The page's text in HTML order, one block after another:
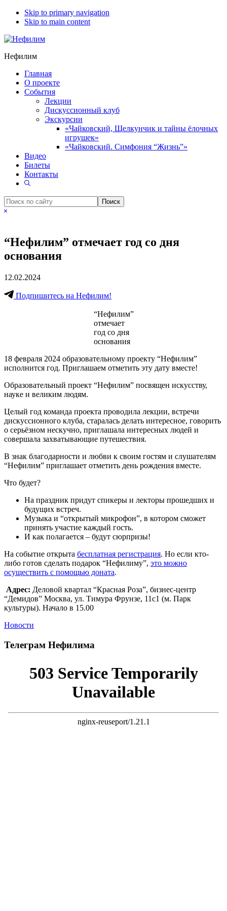
Skip to primary navigation
Skip to main content
Нефилим
Главная
О проекте
События
Лекции
Дискуссионный клуб
Экскурсии
«Чайковский, Щелкунчик и тайны ёлочных
игрушек»
«Чайковский. Симфония “Жизнь”»
Видео
Билеты
Контакты
Show
Поиск
по
Hide
“Нефилим” отмечает год со дня
основания
12.02.2024
Подпишитесь на Нефилим!
“Нефилим”
отмечает
год со дня
основания
18 февраля 2024 образовательному проекту “Нефилим”
исполнится год. Приглашаем отметить эту дату вместе!
Образовательный проект “Нефилим” посвящен искусству,
науке и великим людям.
Целый год команда проекта проводила лекции, встречи
дискуссионного клуба, старалась делать интересное, говорить
о серьёзном нескучно, приглашала интересных людей и
совершала захватывающие путешествия.
В знак благодарности и любви к своим гостям и слушателям
“Нефилим” приглашает отметить день рождения вместе.
Что будет?
На праздник придут спикеры и лекторы прошедших и
будущих встреч.
Музыка и “открытый микрофон”, в котором сможет
принять участие каждый гость.
И как полагается – будут сюрпризы!
На событие открыта бесплатная регистрация. Но если кто-
либо готов сделать подарок “Нефилиму”, это можно
осуществить с помощью доната.
Адрес: Деловой квартал “Красная Роза”, бизнес-центр
“Демидов” Москва, ул. Тимура Фрунзе, 11с1 (м. Парк
культуры). Начало в 15.00
Новости
Телеграм Нефилима